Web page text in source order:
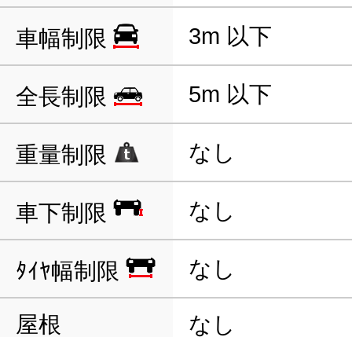
車幅制限 3m 以下
全長制限 5m 以下
重量制限 なし
車下制限 なし
ﾀｲﾔ幅制限 なし
屋根 なし